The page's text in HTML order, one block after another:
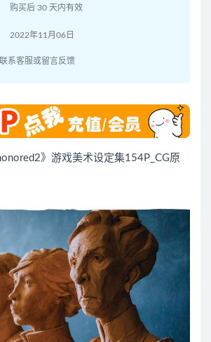
购买后 30 天内有效
2022年11月06日
系客服或留言反馈
》游戏美术设定集154P_CG原